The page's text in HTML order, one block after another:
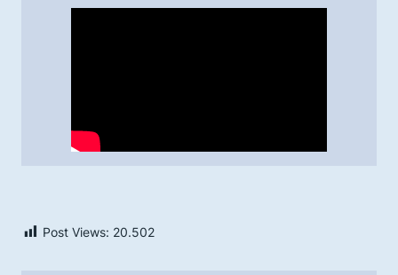
Post Views: 20.502